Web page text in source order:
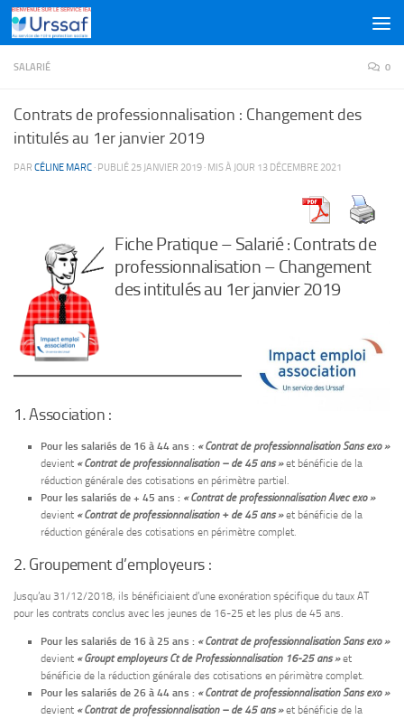
Skip to content
SALARIÉ 0
Contrats de professionnalisation : Changement des
intitulés au 1er janvier 2019
PAR CÉLINE MARC · PUBLIÉ 25 JANVIER 2019 · MIS À JOUR 13 DÉCEMBRE 2021
Fiche Pratique – Salarié : Contrats de
professionnalisation – Changement
des intitulés au 1er janvier 2019
1. Association :
Pour les salariés de 16 à 44 ans : « Contrat de professionnalisation Sans exo »
devient « Contrat de professionnalisation – de 45 ans »et bénéficie de la
réduction générale des cotisations en périmètre partiel.
Pour les salariés de + 45 ans : « Contrat de professionnalisation Avec exo »
devient « Contrat de professionnalisation + de 45 ans »et bénéficie de la
réduction générale des cotisations en périmètre complet.
2. Groupement d’employeurs :
Jusqu’au 31/12/2018, ils bénéficiaient d’une exonération spécifique du taux AT
pour les contrats conclus avec les jeunes de 16-25 et les plus de 45 ans.
Pour les salariés de 16 à 25 ans : « Contrat de professionnalisation Sans exo »
devient « Groupt employeurs Ct de Professionnalisation 16-25 ans »et
bénéficie de la réduction générale des cotisations en périmètre complet.
Pour les salariés de 26 à 44 ans : « Contrat de professionnalisation Sans exo »
devient « Contrat de professionnalisation – de 45 ans »et bénéficie de la